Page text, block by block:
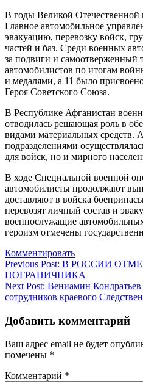
В годы Великой
Главное автомобильное
эвакуацию, перевозку войск,
частей и баз. Среди военных
за подвиги и самоотверженный
автомобилистов по итогам
и медалями, а 11 было
Героя Советского Союза.
В Республике Афганистан
отводилась решающая роль в
видами материальных средств.
подразделениями
для войск, но и мирного
В ходе Специальной военной
автомобилисты продолжают
доставляют в войска
перевозят личный состав и
военнослужащие
героизм отмечены
Комментировать
Навигация
по
записям
Previous Post: В РОССИИ
ПОГРАНИЧНИКА
Next Post: Вениамин
сотрудников краевого
Добавить комментарий
Ваш адрес email не будет
помечены *
Комментарий *